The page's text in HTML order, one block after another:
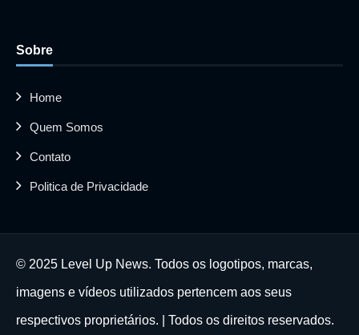
Sobre
Home
Quem Somos
Contato
Politica de Privacidade
© 2025 Level Up News. Todos os logotipos, marcas,
imagens e vídeos utilizados pertencem aos seus
respectivos proprietários. | Todos os direitos reservados.